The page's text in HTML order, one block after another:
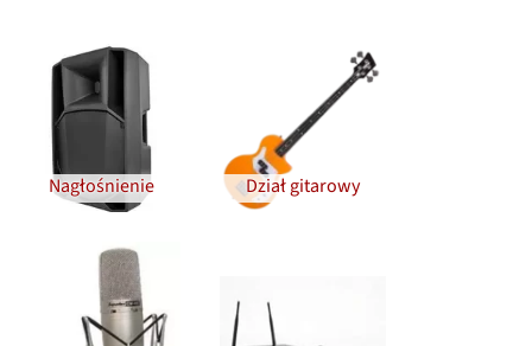
Nagłośnienie Dział gitarowy